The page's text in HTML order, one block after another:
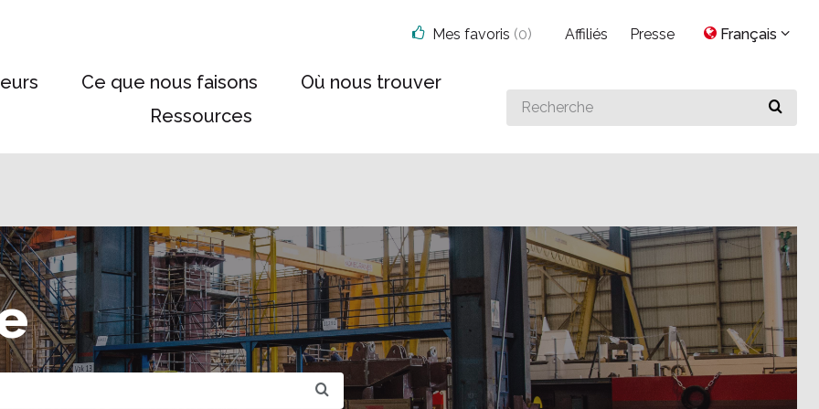
Ce que nous faisons
Où nous trouver
Ressources
Search
for
Mes favoris (0) Affiliés Presse Français